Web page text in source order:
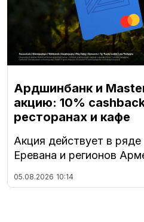
Ардшинбанк и
акцию: 10%
ресторанах и кафе
Акция действует в
Еревана и регионов
05.08.2026 10:14